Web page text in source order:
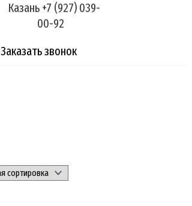
Казань +7 (927) 039-
00-92
Заказать звонок